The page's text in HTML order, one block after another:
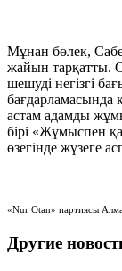
Мұнан бөлек,
жайын тарқатты.
шешуді негізгі
бағдарламасында
астам адамды
бірі «Жұмыспен
өзегінде жүзеге
«Nur Otan» партиясы
Другие